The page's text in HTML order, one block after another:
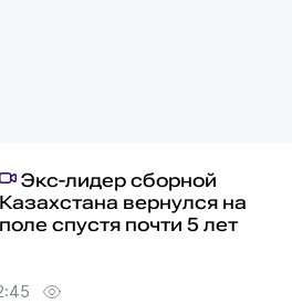
Экс-лидер сборной
Казахстана вернулся на
поле спустя почти 5 лет